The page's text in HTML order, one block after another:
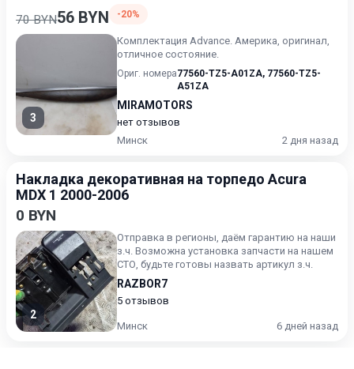
70 BYN56 BYN -20%
3
Комплектация Advance. Америка, оригинал,
отличное состояние.
Ориг. номера77560-TZ5-A01ZA, 77560-TZ5-
A51ZA
MIRAMOTORS
нет отзывов
Минск
2 дня назад
Накладка декоративная на торпедо Acura
MDX 1 2000-2006
0 BYN
2
Отправка в регионы, даём гарантию на наши
з.ч. Возможна установка запчасти на нашем
СТО, будьте готовы назвать артикул з.ч.
RAZBOR7
5 отзывов
Минск 6 дней назад